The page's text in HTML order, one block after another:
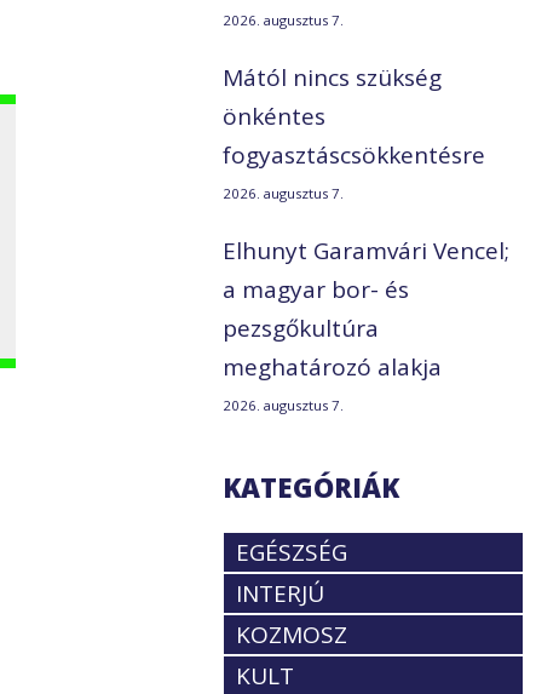
2026. augusztus 7.
Mától nincs szükség
önkéntes
fogyasztáscsökkentésre
2026. augusztus 7.
Elhunyt Garamvári Vencel;
a magyar bor- és
pezsgőkultúra
meghatározó alakja
2026. augusztus 7.
KATEGÓRIÁK
EGÉSZSÉG
INTERJÚ
KOZMOSZ
KULT